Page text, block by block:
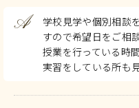
A
学校見学や個別相談
すので希望日をご相
授業を行っている時
実習をしている所も